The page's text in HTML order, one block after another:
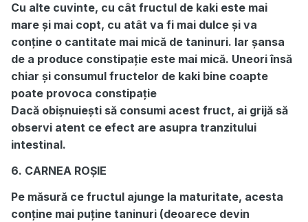
Cu alte cuvinte, cu cât fructul de kaki este mai
mare și mai copt, cu atât va fi mai dulce și va
conține o cantitate mai mică de taninuri. Iar șansa
de a produce constipație este mai mică. Uneori însă
chiar și consumul fructelor de kaki bine coapte
poate provoca constipație
Dacă obișnuiești să consumi acest fruct, ai grijă să
observi atent ce efect are asupra tranzitului
intestinal.
6. CARNEA ROȘIE
Pe măsură ce fructul ajunge la maturitate, acesta
conține mai puține taninuri (deoarece devin